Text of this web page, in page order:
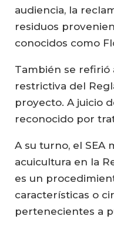
audiencia, la
residuos
conocidos como
También se refirió
restrictiva del
proyecto. A juicio
reconocido por
A su turno, el
acuicultura en la
es un
características o
pertenecientes a